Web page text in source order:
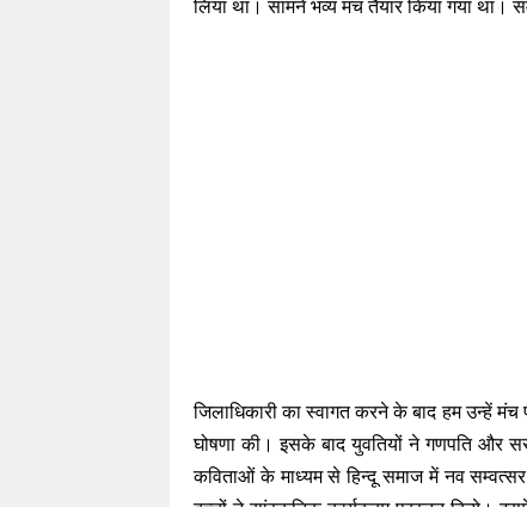
लिया था। सामने भव्य मंच तैयार किया गया
जिलाधिकारी का स्वागत करने के बाद हम उन्हें
घोषणा की। इसके बाद युवतियों ने गणपति और
कविताओं के माध्यम से हिन्दू समाज में नव